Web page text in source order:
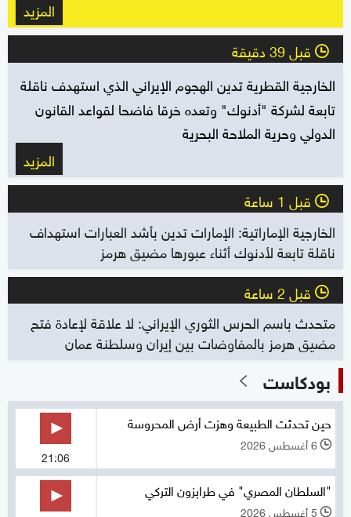
المزيد
l قبل 39 دقيقة
الخارجية القطرية تدين الهجوم الإيراني الذي استهدف ناقلة
تابعة لشركة "أدنوك" وتعده خرقا فاضحا لقواعد القانون
الدولي وحرية الملاحة البحرية
المزيد
l قبل 1 ساعة
الخارجية الإماراتية: الإمارات تدين بأشد العبارات استهداف
ناقلة تابعة لأدنوك أثناء عبورها مضيق هرمز
l قبل 2 ساعة
متحدث باسم الحرس الثوري الإيراني: لا علاقة لإعادة فتح
مضيق هرمز بالمفاوضات بين إيران وسلطنة عمان
بودكاست
حين تحدثت الطبيعة وهزت أرض المحروسة
l 6 أغسطس 2026
21:06
"السلطان المصري" في طرابزون التركي
l 5 أغسطس 2026